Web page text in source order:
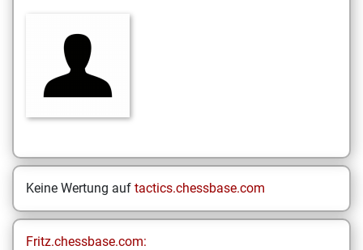
Keine Wertung auf tactics.chessbase.com
Fritz.chessbase.com: